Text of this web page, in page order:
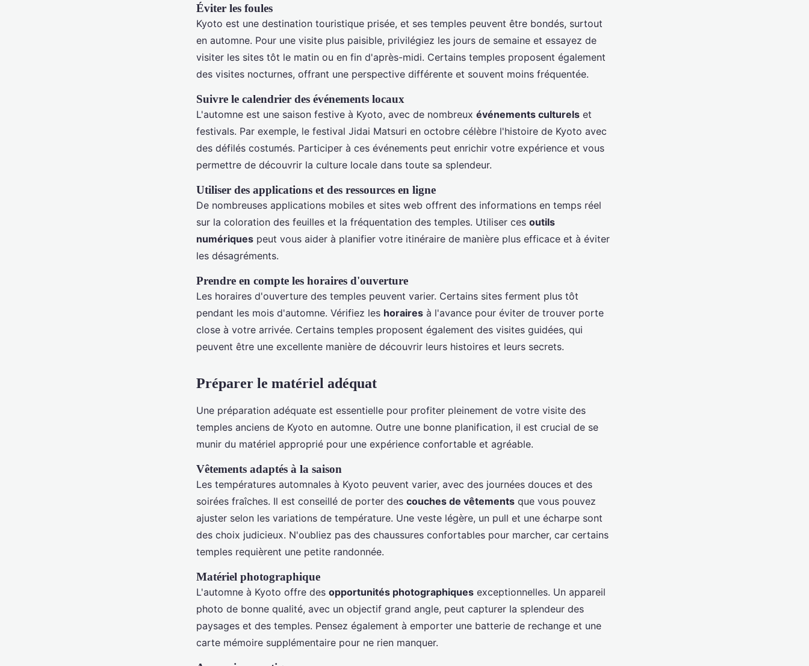
Éviter les foules
Kyoto est une destination touristique prisée, et ses temples peuvent être bondés, surtout
en automne. Pour une visite plus paisible, privilégiez les jours de semaine et essayez de
visiter les sites tôt le matin ou en fin d'après-midi. Certains temples proposent également
des visites nocturnes, offrant une perspective différente et souvent moins fréquentée.
Suivre le calendrier des événements locaux
L'automne est une saison festive à Kyoto, avec de nombreux événements culturels et
festivals. Par exemple, le festival Jidai Matsuri en octobre célèbre l'histoire de Kyoto avec
des défilés costumés. Participer à ces événements peut enrichir votre expérience et vous
permettre de découvrir la culture locale dans toute sa splendeur.
Utiliser des applications et des ressources en ligne
De nombreuses applications mobiles et sites web offrent des informations en temps réel
sur la coloration des feuilles et la fréquentation des temples. Utiliser ces outils
numériques peut vous aider à planifier votre itinéraire de manière plus efficace et à éviter
les désagréments.
Prendre en compte les horaires d'ouverture
Les horaires d'ouverture des temples peuvent varier. Certains sites ferment plus tôt
pendant les mois d'automne. Vérifiez les horaires à l'avance pour éviter de trouver porte
close à votre arrivée. Certains temples proposent également des visites guidées, qui
peuvent être une excellente manière de découvrir leurs histoires et leurs secrets.
Préparer le matériel adéquat
Une préparation adéquate est essentielle pour profiter pleinement de votre visite des
temples anciens de Kyoto en automne. Outre une bonne planification, il est crucial de se
munir du matériel approprié pour une expérience confortable et agréable.
Vêtements adaptés à la saison
Les températures automnales à Kyoto peuvent varier, avec des journées douces et des
soirées fraîches. Il est conseillé de porter des couches de vêtements que vous pouvez
ajuster selon les variations de température. Une veste légère, un pull et une écharpe sont
des choix judicieux. N'oubliez pas des chaussures confortables pour marcher, car certains
temples requièrent une petite randonnée.
Matériel photographique
L'automne à Kyoto offre des opportunités photographiques exceptionnelles. Un appareil
photo de bonne qualité, avec un objectif grand angle, peut capturer la splendeur des
paysages et des temples. Pensez également à emporter une batterie de rechange et une
carte mémoire supplémentaire pour ne rien manquer.